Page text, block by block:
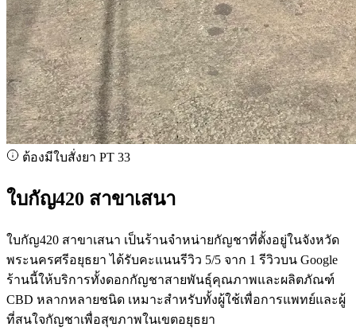
ต้องมีใบสั่งยา PT 33
ใบกัญ420 สาขาเสนา
ใบกัญ420 สาขาเสนา เป็นร้านจำหน่ายกัญชาที่ตั้งอยู่ในจังหวัด
พระนครศรีอยุธยา ได้รับคะแนนรีวิว 5/5 จาก 1 รีวิวบน Google
ร้านนี้ให้บริการทั้งดอกกัญชาสายพันธุ์คุณภาพและผลิตภัณฑ์
CBD หลากหลายชนิด เหมาะสำหรับทั้งผู้ใช้เพื่อการแพทย์และผู้
ที่สนใจกัญชาเพื่อสุขภาพในเขตอยุธยา